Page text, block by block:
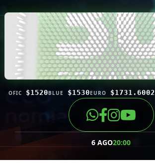
OFIC $1520BLUE $1530EURO $1731.6002
6 AGO20:00